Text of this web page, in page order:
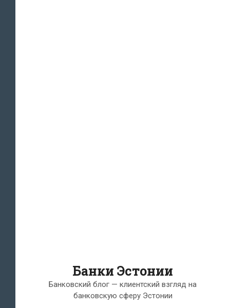
Банки Эстонии
Банковский блог — клиентский взгляд на
банковскую сферу Эстонии